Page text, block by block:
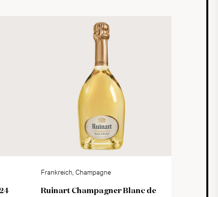
Frankreich, Champagne
Ruinart Champagner Blanc de